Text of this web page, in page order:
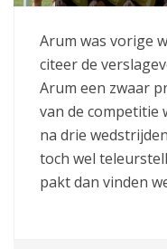
Arum was vorige
citeer de
Arum een zwaar
van de competitie
na drie
toch wel
pakt dan vinden